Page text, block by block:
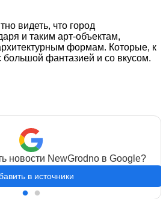
видеть, что город
и таким арт-объектам,
формам. Которые, к
фантазией и со вкусом.
новости NewGrodno в Google?
в источники